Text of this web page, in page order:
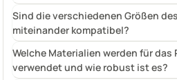
Sind die verschiedenen Größen
miteinander kompatibel?
Welche Materialien werden für
verwendet und wie robust ist es?